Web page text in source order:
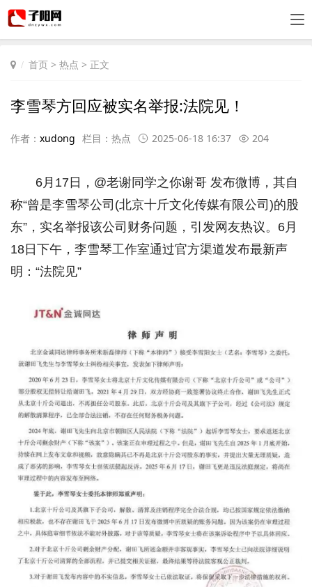
首页 > 热点 > 正文
李雪琴方回应被实名举报:法院见！
作者： xudong 栏目： 热点 2025-06-18 16:37 204
6月17日，@老谢同学之你谢哥 发布微博，其自
称“曾是李雪琴公司(北京十斤文化传媒有限公司)的股
东”，实名举报该公司财务问题，引发网友热议。6月
18日下午，李雪琴工作室通过官方渠道发布最新声
明：“法院见”